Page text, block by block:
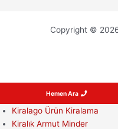
Copyright © 2026
Hemen Ara
Kiralago Ürün Kiralama
Kiralık Armut Minder